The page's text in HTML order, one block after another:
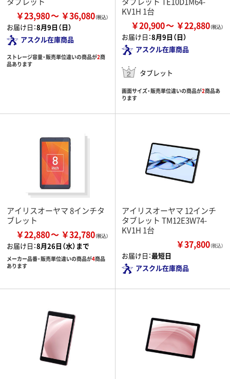
￥23,980 ￥36,080
お届け日：8月9日（日）
アスクル在庫商品
ストレージ容量・販売単位違いの商品が2商
品あります
KV1H 1台
￥20,900 ￥22,880
お届け日：8月9日（日）
アスクル在庫商品
タブレット
画面サイズ・販売単位違いの商品が2商品あ
ります
アイリスオーヤマ 8インチタ
ブレット
￥22,880 ￥32,780
お届け日：8月26日（水）まで
メーカー品番・販売単位違いの商品が4商品
あります
アイリスオーヤマ 12インチ
タブレット TM12E3W74-
KV1H 1台
￥37,800（税込）
お届け日：最短日
アスクル在庫商品